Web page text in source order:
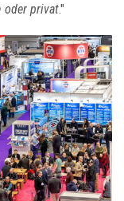
oder privat."